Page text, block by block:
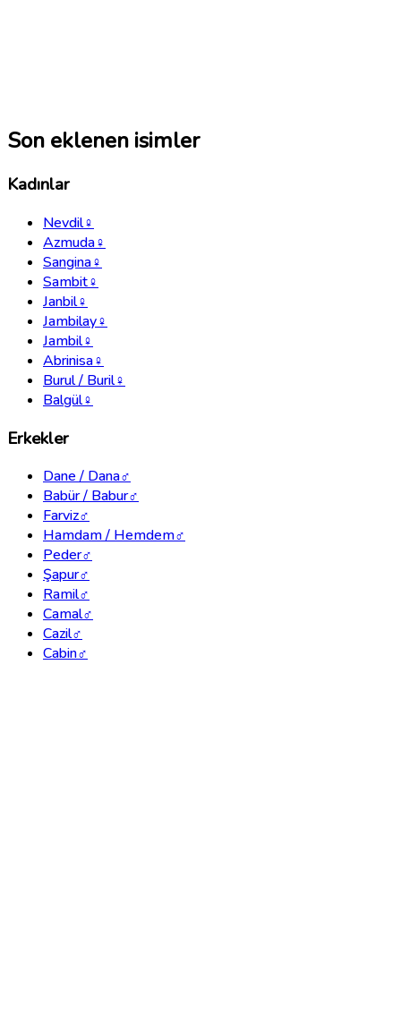
Son eklenen isimler
Kadınlar
Nevdil♀
Azmuda♀
Sangina♀
Sambit♀
Janbil♀
Jambilay♀
Jambil♀
Abrinisa♀
Burul / Buril♀
Balgül♀
Erkekler
Dane / Dana♂
Babür / Babur♂
Farviz♂
Hamdam / Hemdem♂
Peder♂
Şapur♂
Ramil♂
Camal♂
Cazil♂
Cabin♂